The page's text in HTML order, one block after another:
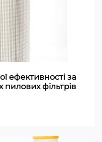
ефективності за
фільтрів